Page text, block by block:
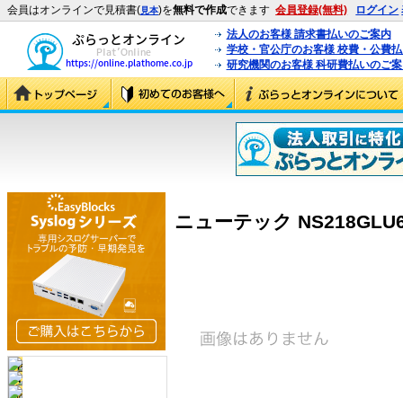
会員はオンラインで見積書(見本)を無料で作成できます 会員登録(無料) ログイン
法人のお客様 請求書払いのご案内
学校・官公庁のお客様 校費・公費
研究機関のお客様 科研費払いのご
ニューテック